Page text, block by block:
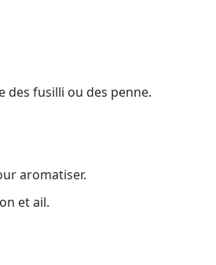
des fusilli ou des penne.
aromatiser.
et ail.